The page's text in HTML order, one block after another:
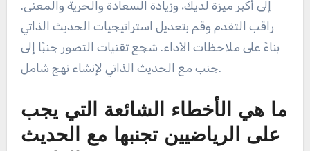
إلى أكبر ميزة لديك، وزيادة السعادة والحرية والمعنى.
راقب التقدم وقم بتعديل استراتيجيات الحديث الذاتي
بناءً على ملاحظات الأداء. شجع تقنيات التصور جنبًا إلى
جنب مع الحديث الذاتي لإنشاء نهج شامل.
ما هي الأخطاء الشائعة التي يجب
على الرياضيين تجنبها مع الحديث